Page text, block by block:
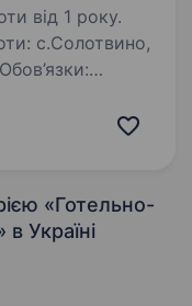
від 1 року.
«Готельно-
в Україні